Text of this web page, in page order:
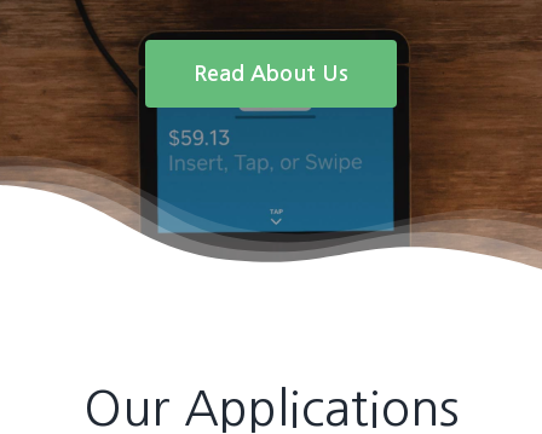
Read About Us
Our Applications